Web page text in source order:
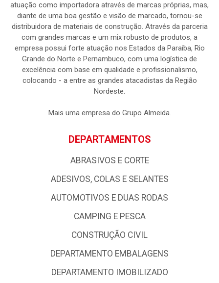
atuação como importadora através de marcas próprias, mas,
diante de uma boa gestão e visão de marcado, tornou-se
distribuidora de materiais de construção. Através da parceria
com grandes marcas e um mix robusto de produtos, a
empresa possui forte atuação nos Estados da Paraíba, Rio
Grande do Norte e Pernambuco, com uma logística de
excelência com base em qualidade e profissionalismo,
colocando - a entre as grandes atacadistas da Região
Nordeste.
Mais uma empresa do Grupo Almeida.
DEPARTAMENTOS
ABRASIVOS E CORTE
ADESIVOS, COLAS E SELANTES
AUTOMOTIVOS E DUAS RODAS
CAMPING E PESCA
CONSTRUÇÃO CIVIL
DEPARTAMENTO EMBALAGENS
DEPARTAMENTO IMOBILIZADO